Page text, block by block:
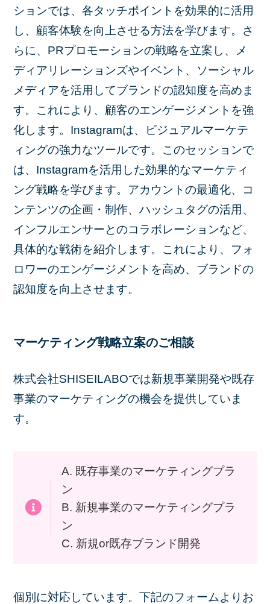
ションでは、各タッチポイントを効果的に活用
し、顧客体験を向上させる方法を学びます。さ
らに、PRプロモーションの戦略を立案し、メ
ディアリレーションズやイベント、ソーシャル
メディアを活用してブランドの認知度を高めま
す。これにより、顧客のエンゲージメントを強
化します。Instagramは、ビジュアルマーケテ
ィングの強力なツールです。このセッションで
は、Instagramを活用した効果的なマーケティ
ング戦略を学びます。アカウントの最適化、コ
ンテンツの企画・制作、ハッシュタグの活用、
インフルエンサーとのコラボレーションなど、
具体的な戦術を紹介します。これにより、フォ
ロワーのエンゲージメントを高め、ブランドの
認知度を向上させます。
マーケティング戦略立案のご相談
株式会社SHISEILABOでは新規事業開発や既存
事業のマーケティングの機会を提供していま
す。
A. 既存事業のマーケティングプラ
ン
B. 新規事業のマーケティングプラ
ン
C. 新規or既存ブランド開発
個別に対応しています。下記のフォームよりお